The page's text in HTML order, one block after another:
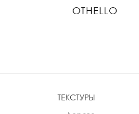
OTHELLO
ТЕКСТУРЫ